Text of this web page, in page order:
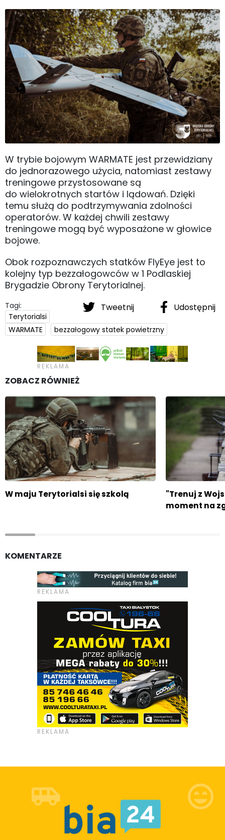
W trybie bojowym WARMATE jest przewidziany
do jednorazowego użycia, natomiast zestawy
treningowe przystosowane są
do wielokrotnych startów i lądowań. Dzięki
temu służą do podtrzymywania zdolności
operatorów. W każdej chwili zestawy
treningowe mogą być wyposażone w głowice
bojowe.
Obok rozpoznawczych statków FlyEye jest to
kolejny typ bezzałogowców w 1 Podlaskiej
Brygadzie Obrony Terytorialnej.
Tweetnij Udostępnij
Tagi:
Terytorialsi
WARMATE
bezzałogowy statek powietrzny
ZOBACZ RÓWNIEŻ
W maju Terytorialsi się szkolą
"Trenuj z
moment na
KOMENTARZE